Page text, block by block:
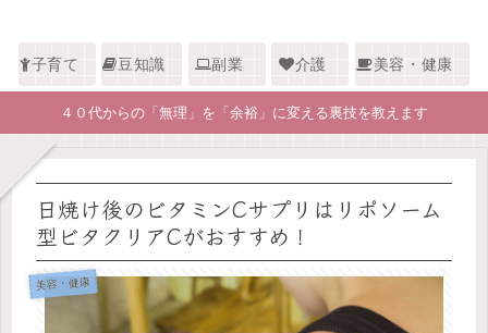
子育て 豆知識 副業 介護 美容・健康
４０代からの「無理」を「余裕」に変える裏技を教えます
日焼け後のビタミンCサプリはリポソーム
型ビタクリアCがおすすめ！
美容・健康